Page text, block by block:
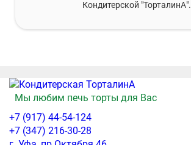
Кондитерской "ТорталинА".
Мы любим печь торты для Вас
+7 (917) 44-54-124
+7 (347) 216-30-28